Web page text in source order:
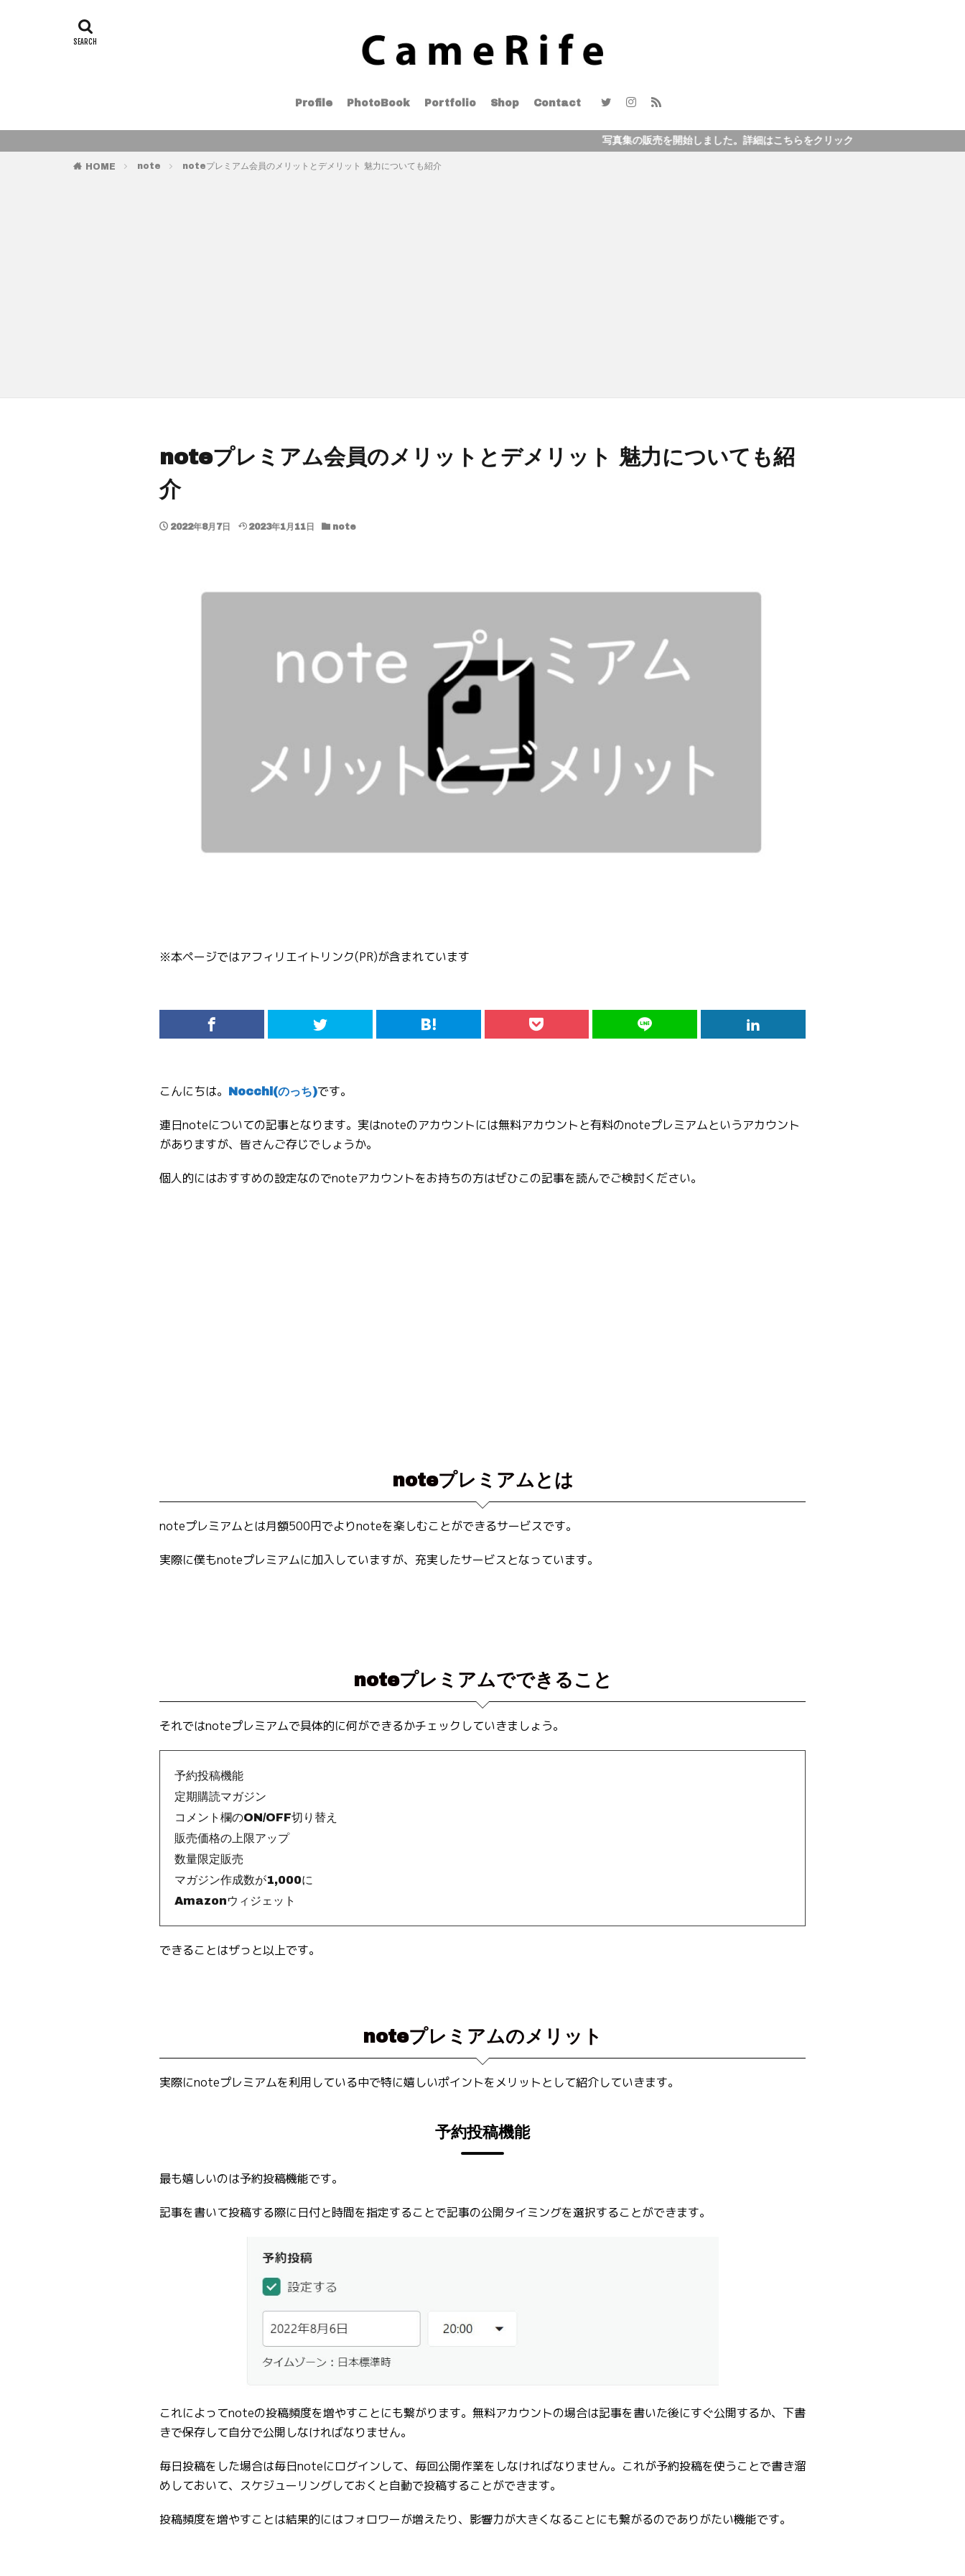
Profile PhotoBook Portfolio Shop Contact
写真集の販売を開始しました。詳細はこちらをクリック
HOME note noteプレミアム会員のメリットとデメリット 魅力についても紹介
noteプレミアム会員のメリットとデメリット 魅力についても紹
介
2022年8月7日 2023年1月11日 note
※本ページではアフィリエイトリンク(PR)が含まれています
こんにちは。 Nocchi(のっち)です。
連日noteについての記事となります。実はnoteのアカウントには無料アカウントと有料のnoteプレミアムというアカウント
がありますが、皆さんご存じでしょうか。
個人的にはおすすめの設定なのでnoteアカウントをお持ちの方はぜひこの記事を読んでご検討ください。
noteプレミアムとは
noteプレミアムとは月額500円でよりnoteを楽しむことができるサービスです。
実際に僕もnoteプレミアムに加入していますが、充実したサービスとなっています。
noteプレミアムでできること
それではnoteプレミアムで具体的に何ができるかチェックしていきましょう。
予約投稿機能
定期購読マガジン
コメント欄のON/OFF切り替え
販売価格の上限アップ
数量限定販売
マガジン作成数が1,000に
Amazonウィジェット
できることはザっと以上です。
noteプレミアムのメリット
実際にnoteプレミアムを利用している中で特に嬉しいポイントをメリットとして紹介していきます。
予約投稿機能
最も嬉しいのは予約投稿機能です。
記事を書いて投稿する際に日付と時間を指定することで記事の公開タイミングを選択することができます。
これによってnoteの投稿頻度を増やすことにも繋がります。無料アカウントの場合は記事を書いた後にすぐ公開するか、下書
きで保存して自分で公開しなければなりません。
毎日投稿をした場合は毎日noteにログインして、毎回公開作業をしなければなりません。これが予約投稿を使うことで書き溜
めしておいて、スケジューリングしておくと自動で投稿することができます。
投稿頻度を増やすことは結果的にはフォロワーが増えたり、影響力が大きくなることにも繋がるのでありがたい機能です。